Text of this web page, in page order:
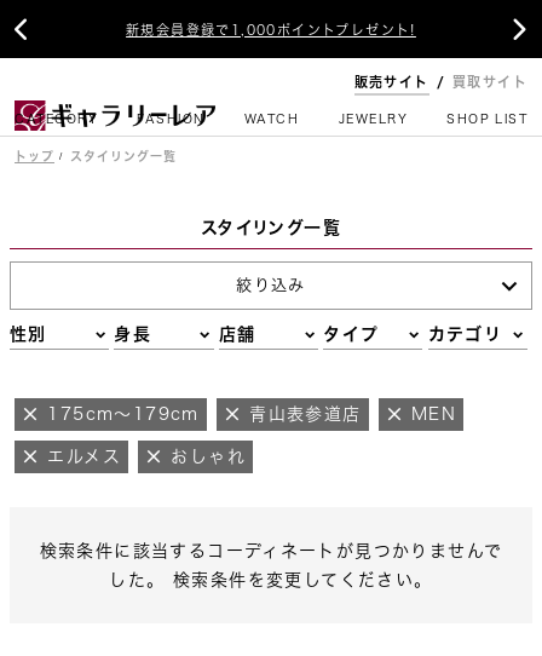
新規会員登録で1,000ポイントプレゼント!
 
販売サイト 買取サイト
CATEGORY FASHION WATCH JEWELRY SHOP LIST
トップ スタイリング一覧
スタイリング一覧
絞り込み
性別 身長 店舗 タイプ カテゴリ
175cm～179cm 青山表参道店 MEN
エルメス おしゃれ
検索条件に該当するコーディネートが見つかりませんで
した。 検索条件を変更してください。